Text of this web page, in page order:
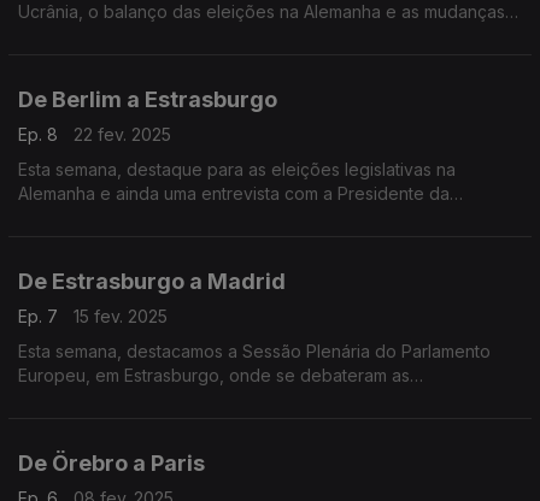
Ucrânia, o balanço das eleições na Alemanha e as mudanças
De Berlim a Estrasburgo
Ep. 8
22 fev. 2025
Esta semana, destaque para as eleições legislativas na
Alemanha e ainda uma entrevista com a Presidente da
De Estrasburgo a Madrid
Ep. 7
15 fev. 2025
Esta semana, destacamos a Sessão Plenária do Parlamento
Europeu, em Estrasburgo, onde se debateram as
De Örebro a Paris